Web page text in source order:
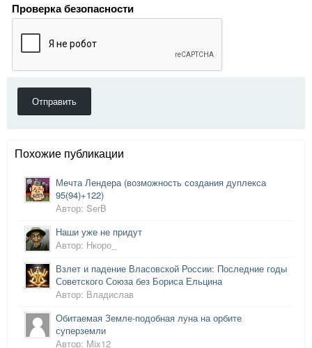
Проверка безопасности
Отправить
Похожие публикации
Мечта Лендера (возможность создания дуплекса
95(94)+122)
Автор: SerB
Наши уже не придут
Автор: Нкоро_
Взлет и падение Власовской России: Последние годы
Советского Союза без Бориса Ельцина
Автор: Владислав
Обитаемая Земле-подобная луна на орбите
суперземли
Автор: Mix12